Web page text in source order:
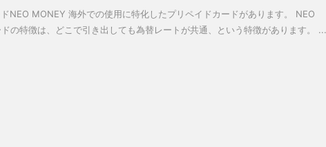
NEO MONEY 海外での使用に特化したプリペイドカードがあります。 NEO
の特徴は、どこで引き出しても為替レートが共通、という特徴があります。 ...